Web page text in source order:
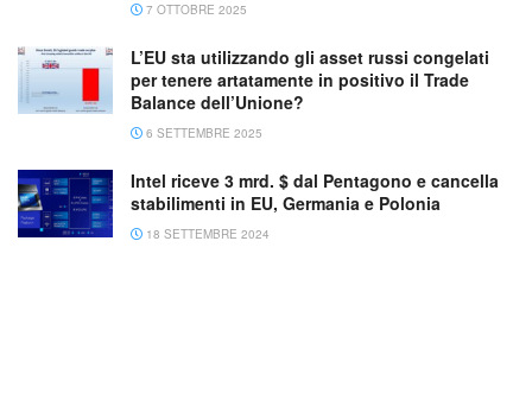
7 OTTOBRE 2025
L’EU sta utilizzando gli asset russi congelati
per tenere artatamente in positivo il Trade
Balance dell’Unione?
6 SETTEMBRE 2025
Intel riceve 3 mrd. $ dal Pentagono e cancella
stabilimenti in EU, Germania e Polonia
18 SETTEMBRE 2024